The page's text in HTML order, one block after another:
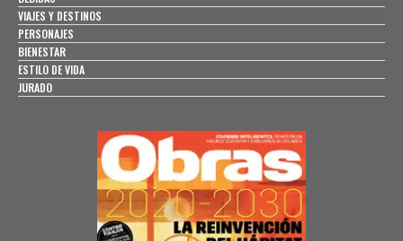
VIAJES Y DESTINOS
PERSONAJES
BIENESTAR
ESTILO DE VIDA
JURADO